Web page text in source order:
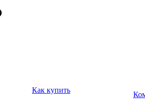
Как купить